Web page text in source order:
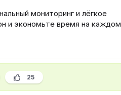
мониторинг и лёгкое
и экономьте время на каждом
25